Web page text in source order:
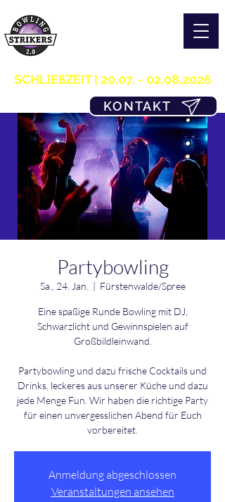
SCHLIEßZEIT | 20.07. - 02.08.2026
KONTAKT
Partybowling
Sa., 24. Jan.
  |
Fürstenwalde/Spree
Eine spaßige Runde Bowling mit DJ,
Schwarzlicht und Gewinnspielen auf
Großbildleinwand.
Partybowling und dazu frische Cocktails und
Drinks, leckeres aus unserer Küche und dazu
jede Menge Fun. Wir haben die richtige Party
für einen unvergesslichen Abend für Euch
Anmeldung abgeschlossen
Veranstaltungen ansehen